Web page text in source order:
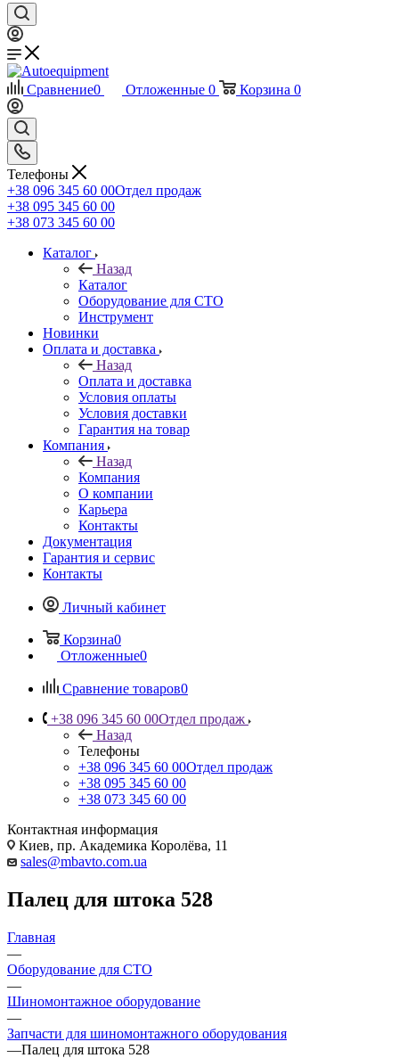
Сравнение0 Отложенные 0 Корзина 0
Телефоны
+38 096 345 60 00Отдел продаж
+38 095 345 60 00
+38 073 345 60 00
Каталог
Назад
Каталог
Оборудование для СТО
Инструмент
Новинки
Оплата и доставка
Назад
Оплата и доставка
Условия оплаты
Условия доставки
Гарантия на товар
Компания
Назад
Компания
О компании
Карьера
Контакты
Документация
Гарантия и сервис
Контакты
Личный кабинет
Корзина0
Отложенные0
Сравнение товаров0
+38 096 345 60 00Отдел продаж
Назад
Телефоны
+38 096 345 60 00Отдел продаж
+38 095 345 60 00
+38 073 345 60 00
Контактная информация
Киев, пр. Академика Королёва, 11
sales@mbavto.com.ua
Палец для штока 528
Главная
—
Оборудование для СТО
—
Шиномонтажное оборудование
—
Запчасти для шиномонтажного оборудования
—Палец для штока 528